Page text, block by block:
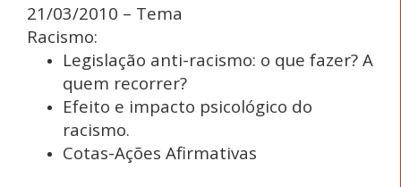
21/03/2010 – Tema
Racismo:
Legislação anti-racismo: o que fazer? A
quem recorrer?
Efeito e impacto psicológico do
racismo.
Cotas-Ações Afirmativas